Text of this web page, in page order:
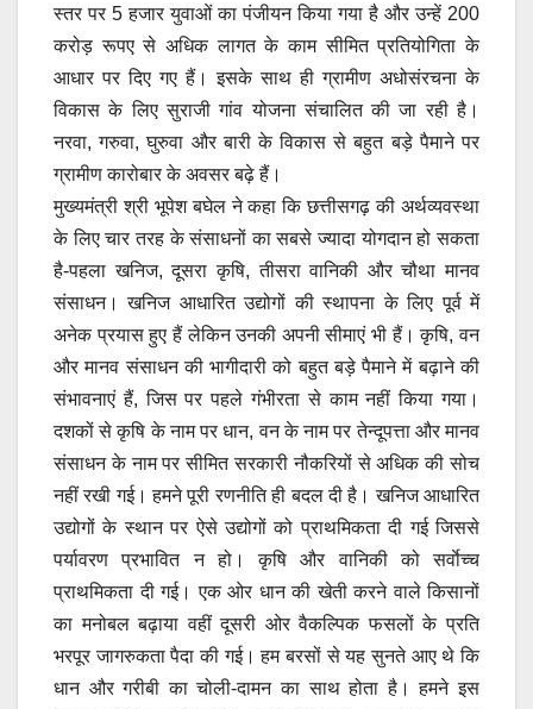
स्तर पर 5 हजार युवाओं का पंजीयन किया गया है और उन्हें 200
करोड़ रूपए से अधिक लागत के काम सीमित प्रतियोगिता के
आधार पर दिए गए हैं। इसके साथ ही ग्रामीण अधोसंरचना के
विकास के लिए सुराजी गांव योजना संचालित की जा रही है।
नरवा, गरुवा, घुरुवा और बारी के विकास से बहुत बड़े पैमाने पर
ग्रामीण कारोबार के अवसर बढ़े हैं।
मुख्यमंत्री श्री भूपेश बघेल ने कहा कि छत्तीसगढ़ की अर्थव्यवस्था
के लिए चार तरह के संसाधनों का सबसे ज्यादा योगदान हो सकता
है-पहला खनिज, दूसरा कृषि, तीसरा वानिकी और चौथा मानव
संसाधन। खनिज आधारित उद्योगों की स्थापना के लिए पूर्व में
अनेक प्रयास हुए हैं लेकिन उनकी अपनी सीमाएं भी हैं। कृषि, वन
और मानव संसाधन की भागीदारी को बहुत बड़े पैमाने में बढ़ाने की
संभावनाएं हैं, जिस पर पहले गंभीरता से काम नहीं किया गया।
दशकों से कृषि के नाम पर धान, वन के नाम पर तेन्दूपत्ता और मानव
संसाधन के नाम पर सीमित सरकारी नौकरियों से अधिक की सोच
नहीं रखी गई। हमने पूरी रणनीति ही बदल दी है। खनिज आधारित
उद्योगों के स्थान पर ऐसे उद्योगों को प्राथमिकता दी गई जिससे
पर्यावरण प्रभावित न हो। कृषि और वानिकी को सर्वाेच्च
प्राथमिकता दी गई। एक ओर धान की खेती करने वाले किसानों
का मनोबल बढ़ाया वहीं दूसरी ओर वैकल्पिक फसलों के प्रति
भरपूर जागरुकता पैदा की गई। हम बरसों से यह सुनते आए थे कि
धान और गरीबी का चोली-दामन का साथ होता है। हमने इस